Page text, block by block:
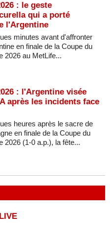
: le geste
qui a porté
l'Argentine
minutes avant d'affronter
en finale de la Coupe du
2026 au MetLife...
: l'Argentine visée
après les incidents face
heures après le sacre de
en finale de la Coupe du
2026 (1-0 a.p.), la fête...